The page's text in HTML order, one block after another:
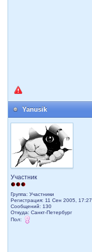
Yanusik
Участник
Группа: Участники
Регистрация: 11 Сен 2005, 17:27
Сообщений: 130
Откуда: Санкт-Петербург
Пол: